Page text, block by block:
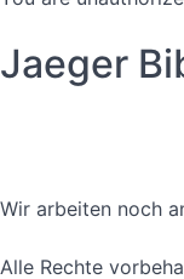
Jaeger
Wir arbeiten noch
Alle Rechte